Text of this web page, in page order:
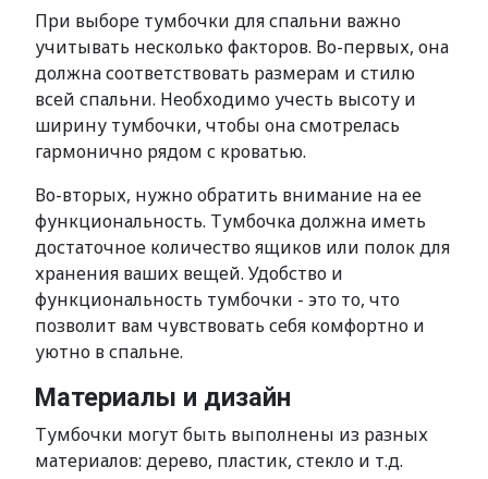
При выборе тумбочки для спальни важно
учитывать несколько факторов. Во-первых, она
должна соответствовать размерам и стилю
всей спальни. Необходимо учесть высоту и
ширину тумбочки, чтобы она смотрелась
гармонично рядом с кроватью.
Во-вторых, нужно обратить внимание на ее
функциональность. Тумбочка должна иметь
достаточное количество ящиков или полок для
хранения ваших вещей. Удобство и
функциональность тумбочки - это то, что
позволит вам чувствовать себя комфортно и
уютно в спальне.
Материалы и дизайн
Тумбочки могут быть выполнены из разных
материалов: дерево, пластик, стекло и т.д.